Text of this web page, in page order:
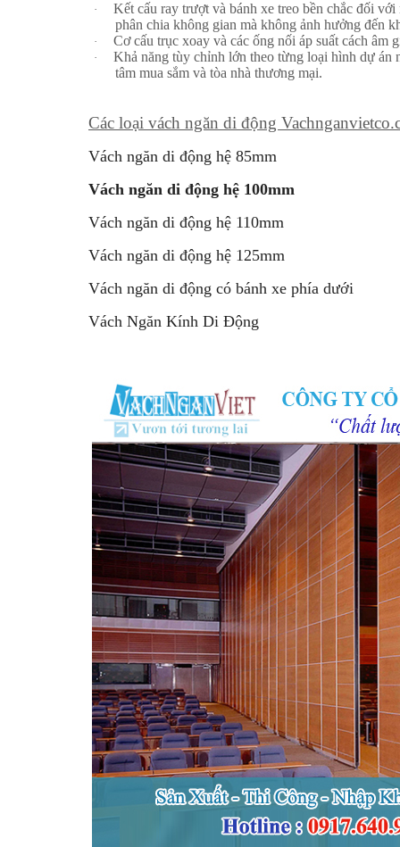
·
Kết cấu ray trượt và bánh xe treo bền chắc đối
phân chia không gian mà không ảnh hưởng đến
· Cơ cấu trục xoay và các ống nối áp suất cách âm
·
Khả năng tùy chỉnh lớn theo từng loại hình dự án
tâm mua sắm và tòa nhà thương mại.
Các loại vách ngăn di động
Vách ngăn di động hệ 85mm
Vách ngăn di động hệ 100mm
Vách ngăn di động hệ 110mm
Vách ngăn di động hệ 125mm
Vách ngăn di động có bánh xe phía dưới
Vách Ngăn Kính Di Động